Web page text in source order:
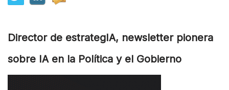
Director de estrategIA, newsletter pionera
sobre IA en la Política y el Gobierno